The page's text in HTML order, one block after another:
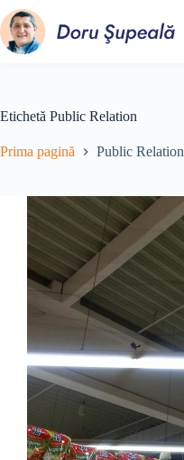
Sari
la
conținut
Etichetă Public Relation
Prima pagină Public Relation